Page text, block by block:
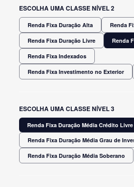
ESCOLHA UMA CLASSE NÍVEL 2
Renda Fixa Duração Alta Renda
Renda Fixa Duração Livre Renda
Renda Fixa Indexados
Renda Fixa Investimento no Exterior
ESCOLHA UMA CLASSE NÍVEL 3
Renda Fixa Duração Média Crédito Livre
Renda Fixa Duração Média Grau de
Renda Fixa Duração Média Soberano